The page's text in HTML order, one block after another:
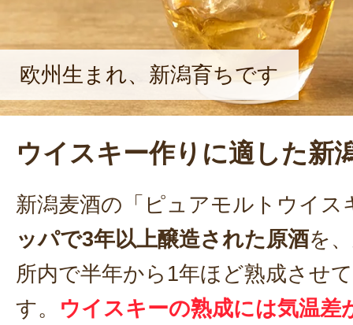
欧州生まれ、新潟育ちです
ウイスキー作りに適した新
新潟麦酒の「ピュアモルトウイス
ッパで3年以上醸造された原酒を
所内で半年から1年ほど熟成させ
す。 ウイスキーの熟成には気温差